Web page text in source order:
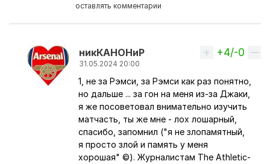
оставлять комментарии
никКАНОНиР
31.05.2024 20:00
Ответ на комментарий пользователяNetlennyi
Вверх
+4/-0
1, не за Рэмси, за Рэмси как раз понятно,
но дальше ... за гон на меня из-за Джаки,
я же посоветовал внимательно изучить
матчасть, ты же мне - лох лошарный,
спасибо, запомнил ("я не злопамятный,
я просто злой и память у меня
хорошая" ©). Журналистам The Athletic-